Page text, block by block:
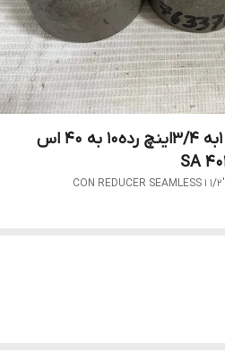
تبدیل صاف بدون درز 1/2 1به 3/4اینچ رده10 به 40 اس
CON REDUCER SEAMLESS 1